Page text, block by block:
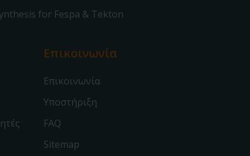
for Fespa & Tekton
Επικοινωνία
Επικοινωνία
Υποστήριξη
FAQ
Sitemap